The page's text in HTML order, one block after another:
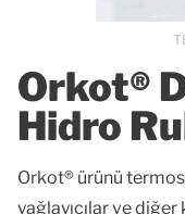
Orkot®
Hidro
Orkot® ürünü
yağlayıcılar ve